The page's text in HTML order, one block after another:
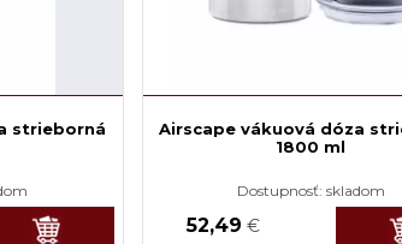
strieborná
Airscape vákuová dóza
1800 ml
Dostupnosť: skladom
52,49 €